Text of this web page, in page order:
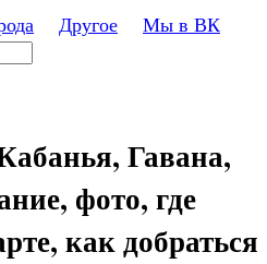
Другое Мы в ВК
Гавана,
фото, где
как добраться